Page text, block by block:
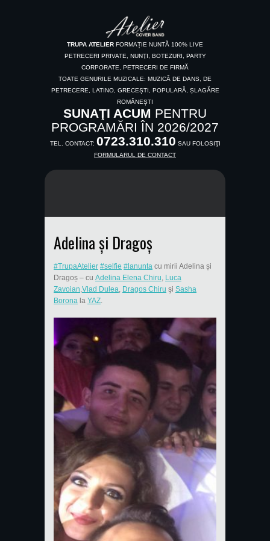
TRUPA ATELIER FORMAȚIE NUNTĂ 100% LIVE
PETRECERI PRIVATE, NUNŢI, BOTEZURI, PARTY
CORPORATE, PETRECERI DE FIRMĂ
TOATE GENURILE MUZICALE: MUZICĂ DE DANS, DE
PETRECERE, LATINO, GRECEȘTI, POPULARĂ, ȘLAGĂRE
ROMÂNEȘTI
SUNAŢI ACUM PENTRU
PROGRAMĂRI ÎN 2026/2027
TEL. CONTACT: 0723.310.310 SAU FOLOSIŢI
FORMULARUL DE CONTACT
Adelina și Dragoș
#TrupaAtelier #selfie #lanunta cu mirii Adelina și
Dragoș – cu Adelina Elena Chiru Luca
Zavoian Vlad Dulea Dragos Chiru şi Sasha
Borona la YAZ